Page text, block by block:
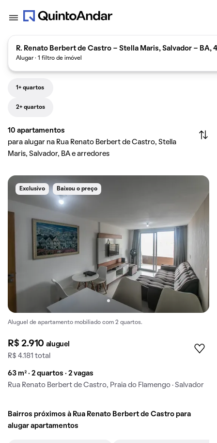
R. Renato Berbert de Castro - Stella Maris, Salvador - BA,
Alugar · 1 filtro de imóvel
1+ quartos
2+ quartos
10 apartamentos
para alugar na Rua Renato Berbert de Castro, Stella
Maris, Salvador, BA e arredores
Exclusivo Baixou o preço
Aluguel de apartamento mobiliado com 2 quartos.
R$ 2.910 aluguel
R$ 4.181 total
63 m² · 2 quartos · 2 vagas
Rua Renato Berbert de Castro, Praia do Flamengo · Salvador
Bairros próximos à Rua Renato Berbert de Castro para
alugar apartamentos